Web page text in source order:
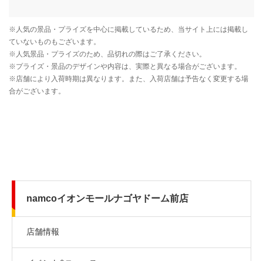
namcoイオンモールナゴヤドーム前店
店舗情報